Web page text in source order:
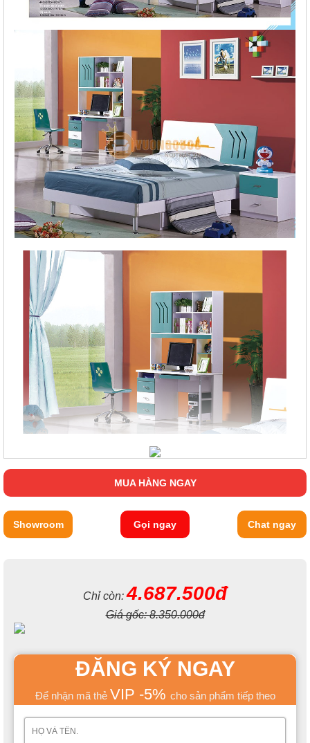
MUA HÀNG NGAY
Showroom Gọi ngay Chat ngay
Chỉ còn:4.687.500đ
Giá gốc:8.350.000đ
ĐĂNG KÝ NGAY
Để nhận mã thẻ VIP -5% cho sản phẩm tiếp theo